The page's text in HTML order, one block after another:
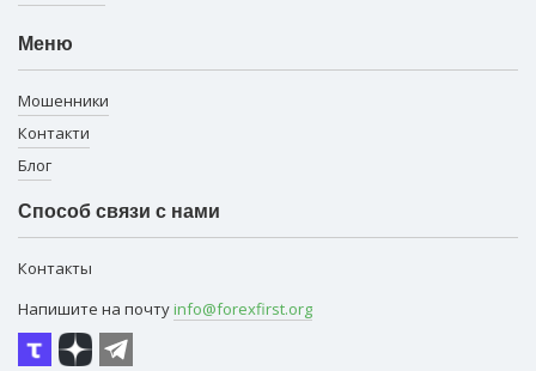
Меню
Мошенники
Контакти
Блог
Способ связи с нами
Контакты
Напишите на почту info@forexfirst.org